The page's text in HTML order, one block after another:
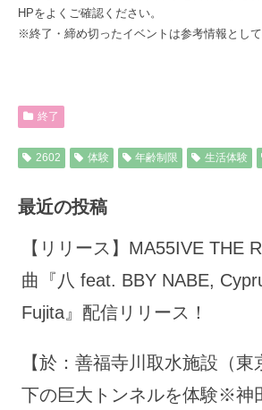
HPをよくご確認ください。
※終了・締め切ったイベントは参考情報とし
終了
2602 体験 年齢制限 生活体験
最近の投稿
【リリース】MA55IVE THE
曲『八 feat. BBY NABE,
Fujita』配信リリース！
【於：善福寺川取水施設（
下の巨大トンネルを体験※神